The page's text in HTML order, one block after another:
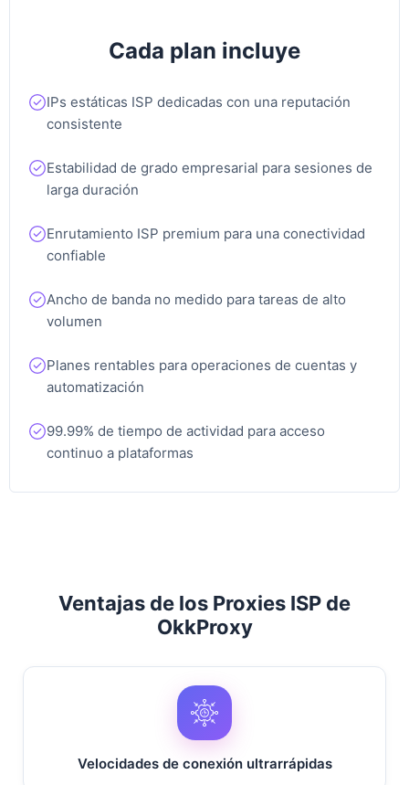
Columbia, Estados Unidos
Hawaii, Estados Unidos
Argentina, Argentina
Wilmington, Estados Unidos
Phoenix, Estados Unidos
Columbia, Estados Unidos
Cada plan incluye
IPs estáticas ISP dedicadas con una reputación
consistente
Estabilidad de grado empresarial para sesiones de
larga duración
Enrutamiento ISP premium para una conectividad
confiable
Ancho de banda no medido para tareas de alto
volumen
Planes rentables para operaciones de cuentas y
automatización
99.99% de tiempo de actividad para acceso
continuo a plataformas
Ventajas de los Proxies ISP de
OkkProxy
Velocidades de conexión ultrarrápidas